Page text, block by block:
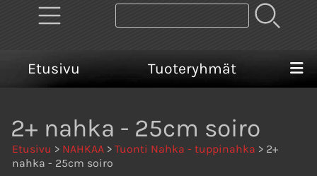
Etusivu Tuoteryhmät
2+ nahka - 25cm soiro
Etusivu > NAHKAA > Tuonti Nahka - tuppinahka > 2+
nahka - 25cm soiro